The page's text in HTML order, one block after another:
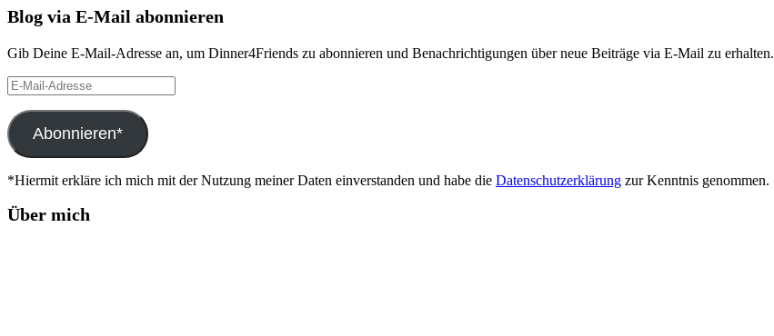
Blog via E-Mail abonnieren
Gib Deine E-Mail-Adresse an, um Dinner4Friends zu abonnieren und Benachrichtigungen über neue Beiträge via E-Mail zu erhalten.
E-
Mail-
Adresse
Abonnieren*
*Hiermit erkläre ich mich mit der Nutzung meiner Daten einverstanden und habe die Datenschutzerklärung zur Kenntnis genommen.
Über mich